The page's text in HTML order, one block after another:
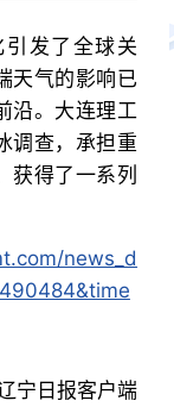
发了全球关
天气的影响已
沿。大连理工
调查，承担重
获得了一系列
news_d
宁日报客户端